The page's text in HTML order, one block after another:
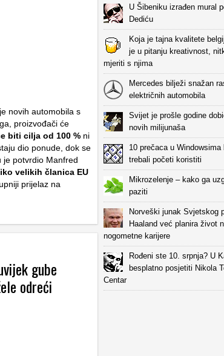
novih automobila s
proizvođači će
biti cilja od 100 % ni
dio ponude, dok se
je potvrdio Manfred
velikih članica EU
prijelaz na
gube
odreći
U Šibeniku izrađen mural
Dediću
Koja je tajna kvalitete
je u pitanju kreativnost,
mjeriti s njima
Mercedes bilježi snažan
električnih automobila
Svijet je prošle godine
novih milijunaša
10 prečaca u
trebali početi koristiti
Mikrozelenje – kako ga
paziti
Norveški junak Svjetskog
Haaland već planira život
nogometne karijere
Rođeni ste 10. srpnja? U
besplatno posjetiti Nikola
Centar